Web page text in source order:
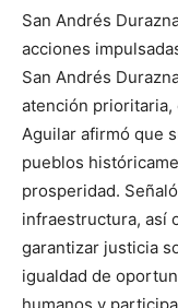
San Andrés
acciones
San Andrés
atención prioritaria,
Aguilar afirmó que
pueblos
prosperidad.
infraestructura, así
garantizar justicia
igualdad de